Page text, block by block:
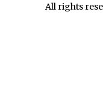
All rights